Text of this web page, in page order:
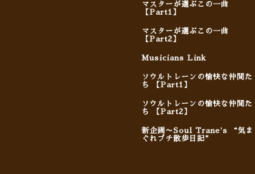
マスターが選ぶこの一曲
【Part1】
マスターが選ぶこの一曲
【Part2】
Musicians Link
ソウルトレーンの愉快な仲間た
ち 【Part1】
ソウルトレーンの愉快な仲間た
ち 【Part2】
新企画〜Soul Trane's “気ま
ぐれプチ散歩日記”